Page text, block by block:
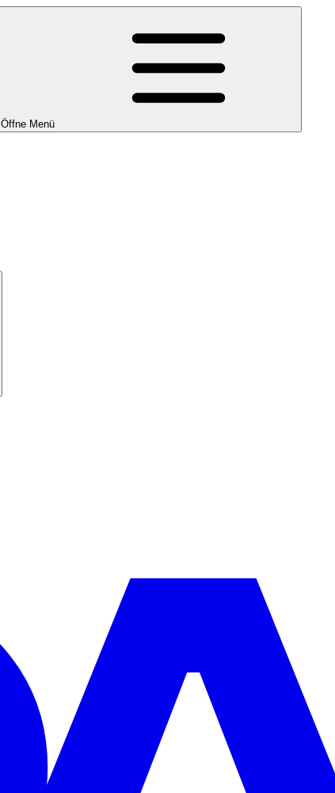
Öffne Menü